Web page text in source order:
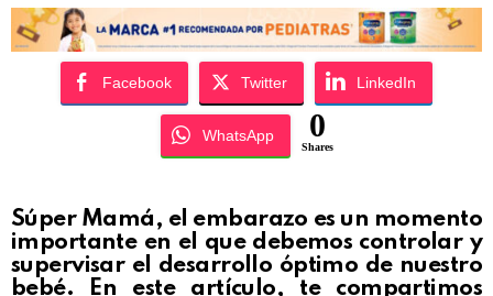
Facebook Twitter LinkedIn
WhatsApp 0
Shares
Súper Mamá, el embarazo es un momento
importante en el que debemos controlar y
supervisar el desarrollo óptimo de nuestro
bebé. En este artículo, te compartimos